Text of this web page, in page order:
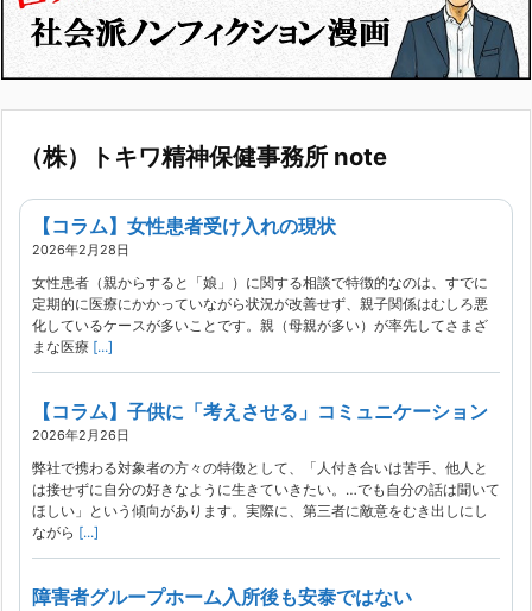
（株）トキワ精神保健事務所 note
【コラム】女性患者受け入れの現状
2026年2月28日
女性患者（親からすると「娘」）に関する相談で特徴的なのは、すでに
定期的に医療にかかっていながら状況が改善せず、親子関係はむしろ悪
化しているケースが多いことです。親（母親が多い）が率先してさまざ
まな医療 [...]
【コラム】子供に「考えさせる」コミュニケーション
2026年2月26日
弊社で携わる対象者の方々の特徴として、「人付き合いは苦手、他人と
は接せずに自分の好きなように生きていきたい。…でも自分の話は聞いて
ほしい」という傾向があります。実際に、第三者に敵意をむき出しにし
ながら [...]
障害者グループホーム入所後も安泰ではない